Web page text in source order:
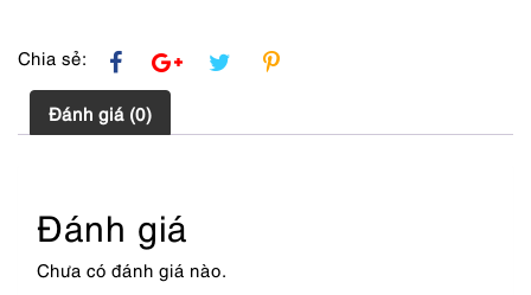
Chia sẻ:
Đánh giá (0)
Đánh giá
Chưa có đánh giá nào.